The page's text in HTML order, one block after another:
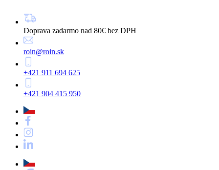
Doprava zadarmo nad 80€ bez DPH
roin@roin.sk
+421 911 694 625
+421 904 415 950